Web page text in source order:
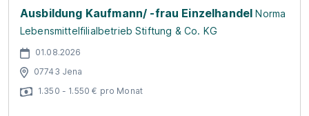
Ausbildung Kaufmann/ -frau Einzelhandel Norma
Lebensmittelfilialbetrieb Stiftung & Co. KG
01.08.2026
07743 Jena
1.350 - 1.550 € pro Monat